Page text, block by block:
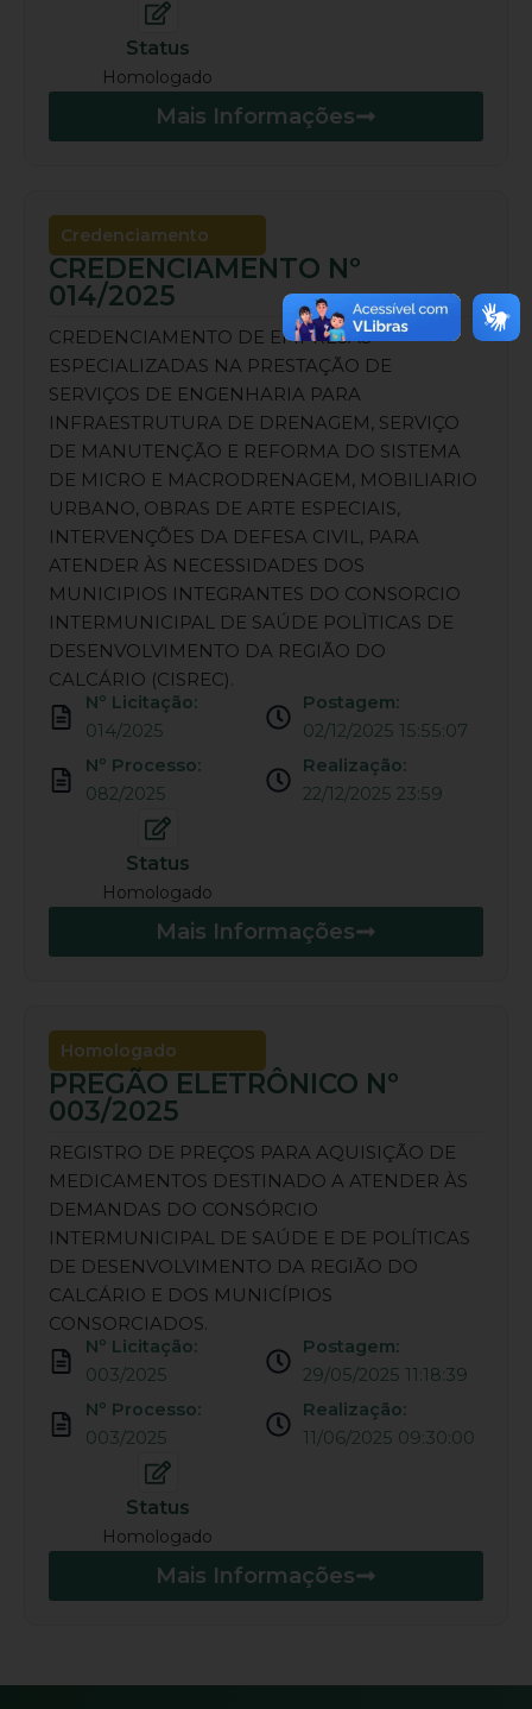
Status
Homologado
Mais Informações
Credenciamento
CREDENCIAMENTO Nº
014/2025
CREDENCIAMENTO DE EMPRESAS
ESPECIALIZADAS NA PRESTAÇÃO DE
SERVIÇOS DE ENGENHARIA PARA
INFRAESTRUTURA DE DRENAGEM, SERVIÇO
DE MANUTENÇÃO E REFORMA DO SISTEMA
DE MICRO E MACRODRENAGEM, MOBILIARIO
URBANO, OBRAS DE ARTE ESPECIAIS,
INTERVENÇÕES DA DEFESA CIVIL, PARA
ATENDER ÀS NECESSIDADES DOS
MUNICIPIOS INTEGRANTES DO CONSORCIO
INTERMUNICIPAL DE SAÚDE POLÌTICAS DE
DESENVOLVIMENTO DA REGIÃO DO
CALCÁRIO (CISREC).
Nº Licitação:
014/2025
Nº Processo:
082/2025
Postagem:
02/12/2025 15:55:07
Realização:
22/12/2025 23:59
Status
Homologado
Mais Informações
Homologado
PREGÃO ELETRÔNICO Nº
003/2025
REGISTRO DE PREÇOS PARA AQUISIÇÃO DE
MEDICAMENTOS DESTINADO A ATENDER ÀS
DEMANDAS DO CONSÓRCIO
INTERMUNICIPAL DE SAÚDE E DE POLÍTICAS
DE DESENVOLVIMENTO DA REGIÃO DO
CALCÁRIO E DOS MUNICÍPIOS
CONSORCIADOS.
Nº Licitação:
003/2025
Nº Processo:
003/2025
Postagem:
29/05/2025 11:18:39
Realização:
11/06/2025 09:30:00
Status
Homologado
Mais Informações